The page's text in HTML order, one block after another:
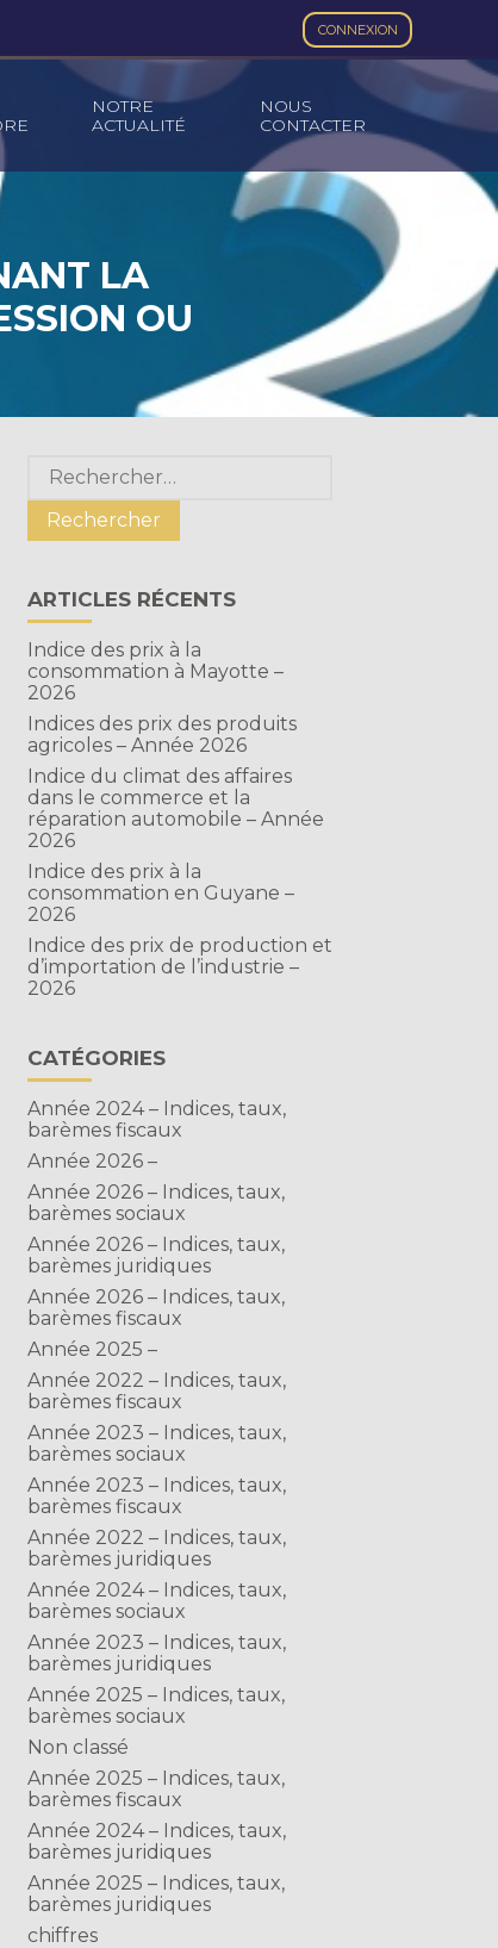
CONNEXION
NOTRE
ACTUALITÉ
NOUS
CONTACTER
LA
OU
Blog
sidebar
Rechercher :
ARTICLES RÉCENTS
Indice des prix à la
consommation à Mayotte –
2026
Indices des prix des produits
agricoles – Année 2026
Indice du climat des affaires
dans le commerce et la
réparation automobile – Année
2026
Indice des prix à la
consommation en Guyane –
2026
Indice des prix de production et
d’importation de l’industrie –
2026
CATÉGORIES
Année 2024 – Indices, taux,
barèmes fiscaux
Année 2026 –
Année 2026 – Indices, taux,
barèmes sociaux
Année 2026 – Indices, taux,
barèmes juridiques
Année 2026 – Indices, taux,
barèmes fiscaux
Année 2025 –
Année 2022 – Indices, taux,
barèmes fiscaux
Année 2023 – Indices, taux,
barèmes sociaux
Année 2023 – Indices, taux,
barèmes fiscaux
Année 2022 – Indices, taux,
barèmes juridiques
Année 2024 – Indices, taux,
barèmes sociaux
Année 2023 – Indices, taux,
barèmes juridiques
Année 2025 – Indices, taux,
barèmes sociaux
Non classé
Année 2025 – Indices, taux,
barèmes fiscaux
Année 2024 – Indices, taux,
barèmes juridiques
Année 2025 – Indices, taux,
barèmes juridiques
chiffres